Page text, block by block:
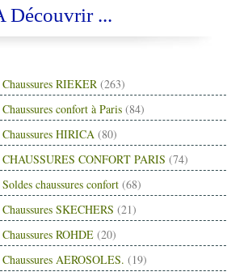
Découvrir ...
Chaussures RIEKER (263)
Chaussures confort à Paris (84)
Chaussures HIRICA (80)
CHAUSSURES CONFORT PARIS (74)
Soldes chaussures confort (68)
Chaussures SKECHERS (21)
Chaussures ROHDE (20)
Chaussures AEROSOLES. (19)